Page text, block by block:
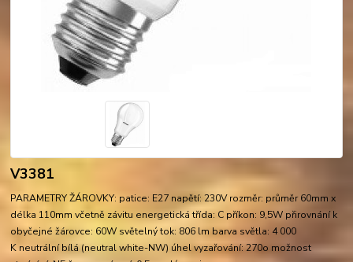
V3381
PARAMETRY ŽÁROVKY: patice: E27 napětí: 230V rozměr: průměr 60mm x
délka 110mm včetně závitu energetická třída: C příkon: 9,5W přirovnání k
obyčejné žárovce: 60W světelný tok: 806 lm barva světla: 4 000
K neutrální bílá (neutral white-NW) úhel vyzařování: 270o možnost